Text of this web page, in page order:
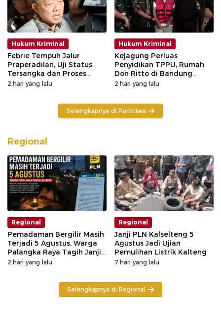
Hukum Kriminal
Febrie Tempuh Jalur
Praperadilan, Uji Status
Tersangka dan Proses
Penyidikan
2 hari yang lalu
Hukum Kriminal
Kejagung Perluas
Penyidikan TPPU, Rumah
Don Ritto di Bandung
Digeledah
2 hari yang lalu
Selengkapnya di Peristiwa
Regional
Regional
Pemadaman Bergilir Masih
Terjadi 5 Agustus, Warga
Palangka Raya Tagih Janji
GM PLN Kaltengsel
2 hari yang lalu
Regional
Janji PLN Kalselteng 5
Agustus Jadi Ujian
Pemulihan Listrik Kalteng
7 hari yang lalu
Selengkapnya di Regional